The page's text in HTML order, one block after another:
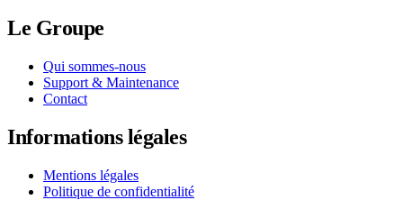
Le Groupe
Qui sommes-nous
Support & Maintenance
Contact
Informations légales
Mentions légales
Politique de confidentialité